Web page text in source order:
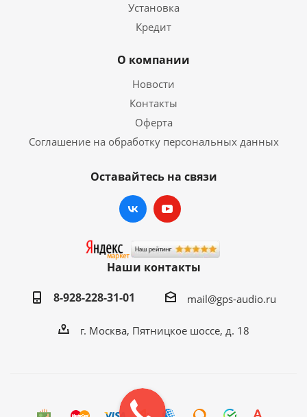
Установка
Кредит
О компании
Новости
Контакты
Оферта
Соглашение на обработку персональных данных
Оставайтесь на связи
Наши контакты
8-928-228-31-01
mail@gps-audio.ru
г. Москва, Пятницкое шоссе, д. 18